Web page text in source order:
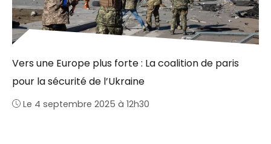
Vers une Europe plus forte : La coalition de paris
pour la sécurité de l’Ukraine
Le 4 septembre 2025 à 12h30